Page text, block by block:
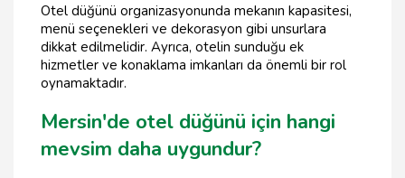
Otel düğünü organizasyonunda mekanın kapasitesi,
menü seçenekleri ve dekorasyon gibi unsurlara
dikkat edilmelidir. Ayrıca, otelin sunduğu ek
hizmetler ve konaklama imkanları da önemli bir rol
oynamaktadır.
Mersin'de otel düğünü için hangi
mevsim daha uygundur?